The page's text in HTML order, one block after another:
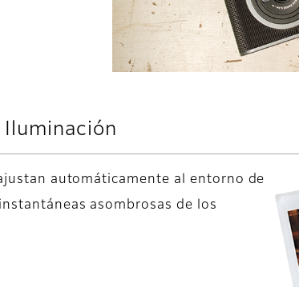
automáticamente al entorno de
asombrosas de los